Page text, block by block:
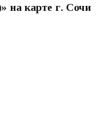
на карте г. Сочи